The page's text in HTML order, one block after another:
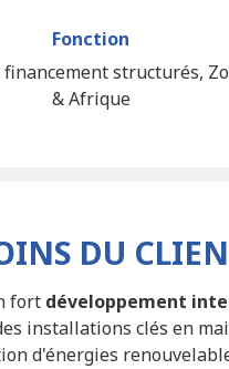
Fonction
financement structurés,
& Afrique
DU
fort développement
installations clés en
d'énergies